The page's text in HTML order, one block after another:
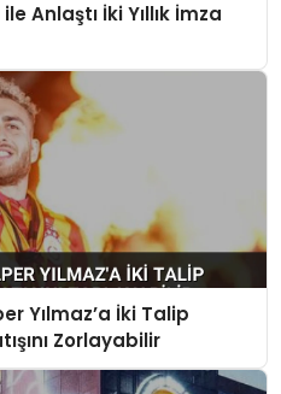
Anlaştı İki Yıllık İmza
Yılmaz’a İki Talip
Zorlayabilir